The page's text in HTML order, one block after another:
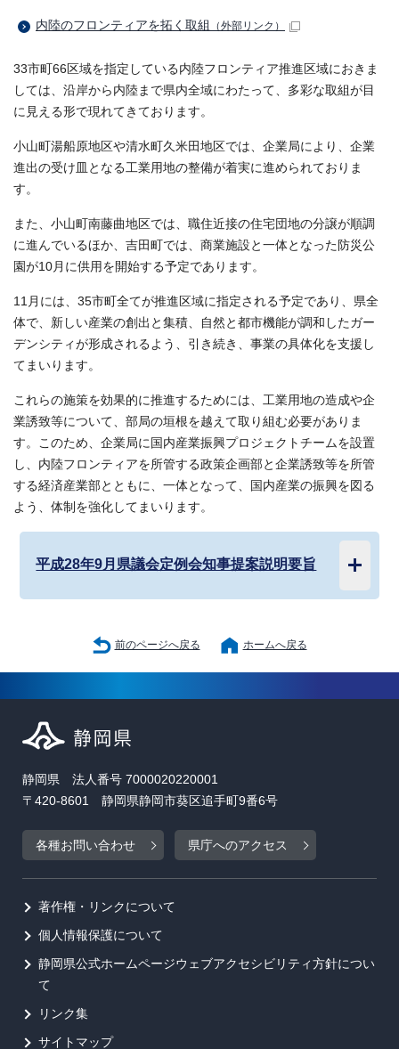
内陸のフロンティアを拓く取組 （外部リンク）
33市町66区域を指定している内陸フロンティア推進区域におきま
しては、沿岸から内陸まで県内全域にわたって、多彩な取組が目
に見える形で現れてきております。
小山町湯船原地区や清水町久米田地区では、企業局により、企業
進出の受け皿となる工業用地の整備が着実に進められておりま
す。
また、小山町南藤曲地区では、職住近接の住宅団地の分譲が順調
に進んでいるほか、吉田町では、商業施設と一体となった防災公
園が10月に供用を開始する予定であります。
11月には、35市町全てが推進区域に指定される予定であり、県全
体で、新しい産業の創出と集積、自然と都市機能が調和したガー
デンシティが形成されるよう、引き続き、事業の具体化を支援し
てまいります。
これらの施策を効果的に推進するためには、工業用地の造成や企
業誘致等について、部局の垣根を越えて取り組む必要がありま
す。このため、企業局に国内産業振興プロジェクトチームを設置
し、内陸フロンティアを所管する政策企画部と企業誘致等を所管
する経済産業部とともに、一体となって、国内産業の振興を図る
よう、体制を強化してまいります。
平成28年9月県議会定例会知事提案説明要旨
前のページへ戻る ホームへ戻る
静岡県 法人番号 7000020220001
〒420-8601 静岡県静岡市葵区追手町9番6号
各種お問い合わせ 県庁へのアクセス
著作権・リンクについて
個人情報保護について
静岡県公式ホームページウェブアクセシビリティ方針につい
て
リンク集
サイトマップ